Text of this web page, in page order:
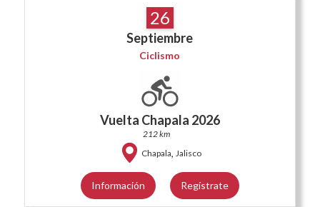
26
Septiembre
Ciclismo
Vuelta Chapala 2026
212 km
Chapala, Jalisco
Información Regístrate